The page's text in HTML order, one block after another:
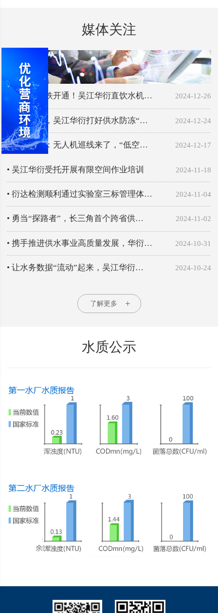
媒体关注
• 沪苏湖高铁开通！吴江华衍直饮水机… 2024-12-26
• 严阵以待，吴江华衍打好供水防冻“… 2024-12-24
• 吴江华衍：无人机巡线来了，“低空… 2024-12-17
• 吴江华衍受托开展有限空间作业培训 2024-11-18
• 衍达检测顺利通过实验室三标管理体… 2024-11-04
• 勇当“探路者”，长三角首个跨省供… 2024-11-02
• 携手推进供水事业高质量发展，华衍… 2024-10-31
• 让水务数据“流动”起来，吴江华衍… 2024-10-24
了解更多
水质公示